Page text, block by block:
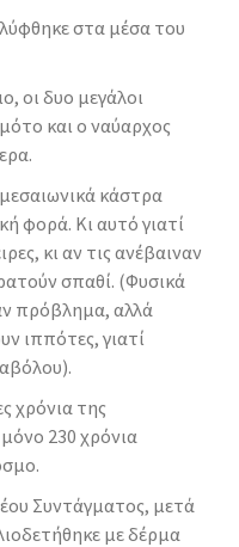
στα μέσα του
οι δυο μεγάλοι
και ο ναύαρχος
μεσαιωνικά κάστρα
φορά. Κι αυτό γιατί
κι αν τις ανέβαιναν
σπαθί. (Φυσικά
πρόβλημα, αλλά
ιππότες, γιατί
χρόνια της
230 χρόνια
Συντάγματος, μετά
με δέρμα